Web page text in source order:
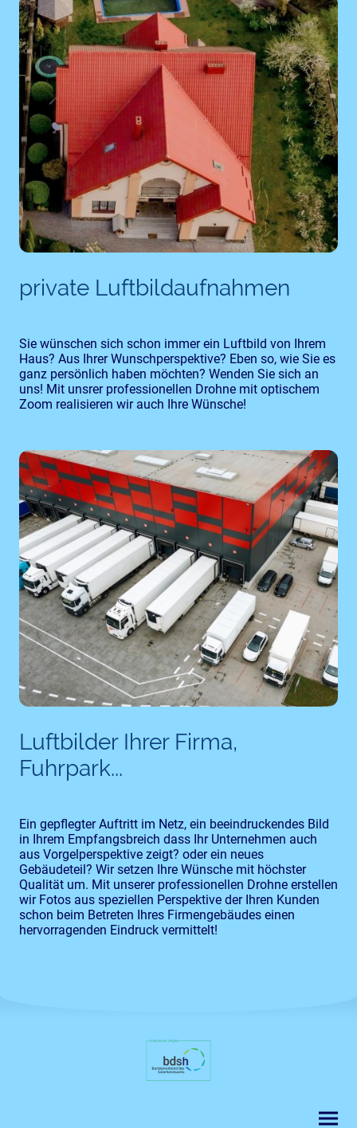
private Luftbildaufnahmen
Sie wünschen sich schon immer ein Luftbild von Ihrem
Haus? Aus Ihrer Wunschperspektive? Eben so, wie Sie es
ganz persönlich haben möchten? Wenden Sie sich an
uns! Mit unsrer professionellen Drohne mit optischem
Zoom realisieren wir auch Ihre Wünsche!
Luftbilder Ihrer Firma,
Fuhrpark...
Ein gepflegter Auftritt im Netz, ein beeindruckendes Bild
in Ihrem Empfangsbreich dass Ihr Unternehmen auch
aus Vorgelperspektive zeigt? oder ein neues
Gebäudeteil? Wir setzen Ihre Wünsche mit höchster
Qualität um. Mit unserer professionellen Drohne erstellen
wir Fotos aus speziellen Perspektive der Ihren Kunden
schon beim Betreten Ihres Firmengebäudes einen
hervorragenden Eindruck vermittelt!